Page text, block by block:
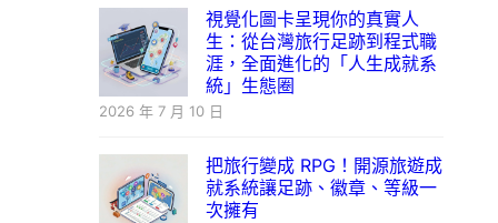
視覺化圖卡呈現你的真實人
生：從台灣旅行足跡到程式職
涯，全面進化的「人生成就系
統」生態圈
2026 年 7 月 10 日
把旅行變成 RPG！開源旅遊成
就系統讓足跡、徽章、等級一
次擁有